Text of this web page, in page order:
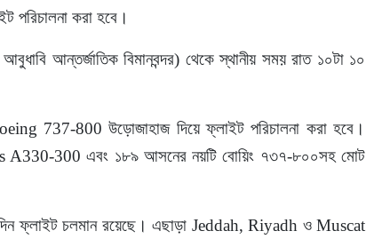
পরিচালনা করা হবে।
আন্তর্জাতিক বিমানবন্দর) থেকে স্থানীয় সময় রাত ১০টা ১০
737-800 উড়োজাহাজ দিয়ে ফ্লাইট পরিচালনা করা হবে।
A330-300 এবং ১৮৯ আসনের নয়টি বোয়িং ৭৩৭-৮০০সহ মোট
ফ্লাইট চলমান রয়েছে। এছাড়া Jeddah, Riyadh ও Muscat